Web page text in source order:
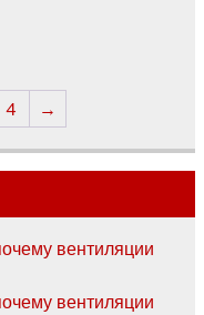
4 →
вентиляции
вентиляции